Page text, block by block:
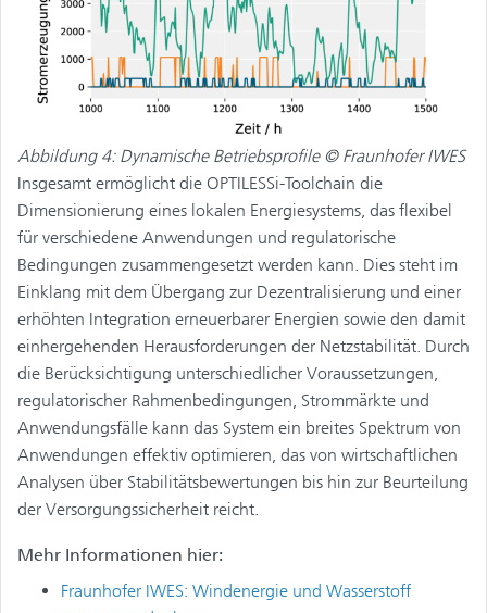
Abbildung 4: Dynamische Betriebsprofile © Fraunhofer IWES
Insgesamt ermöglicht die OPTILESSi-Toolchain die
Dimensionierung eines lokalen Energiesystems, das flexibel
für verschiedene Anwendungen und regulatorische
Bedingungen zusammengesetzt werden kann. Dies steht im
Einklang mit dem Übergang zur Dezentralisierung und einer
erhöhten Integration erneuerbarer Energien sowie den damit
einhergehenden Herausforderungen der Netzstabilität. Durch
die Berücksichtigung unterschiedlicher Voraussetzungen,
regulatorischer Rahmenbedingungen, Strommärkte und
Anwendungsfälle kann das System ein breites Spektrum von
Anwendungen effektiv optimieren, das von wirtschaftlichen
Analysen über Stabilitätsbewertungen bis hin zur Beurteilung
der Versorgungssicherheit reicht.
Mehr Informationen hier:
Fraunhofer IWES: Windenergie und Wasserstoff